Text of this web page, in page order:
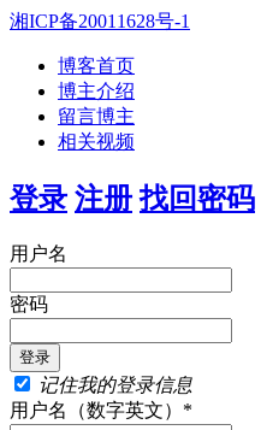
湘ICP备20011628号-1
博客首页
博主介绍
留言博主
相关视频
登录 注册 找回密码
用户名
密码
记住我的登录信息
用户名（数字英文）*